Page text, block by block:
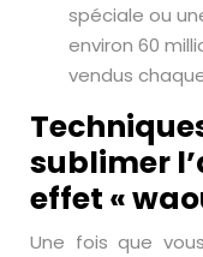
spéciale ou
environ 60
vendus
sublimer
effet «
Une fois que